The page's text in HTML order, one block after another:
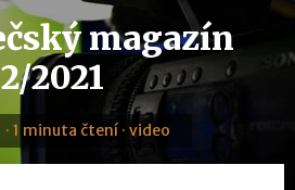
magazín
2/2021
· 1 minuta čtení · video